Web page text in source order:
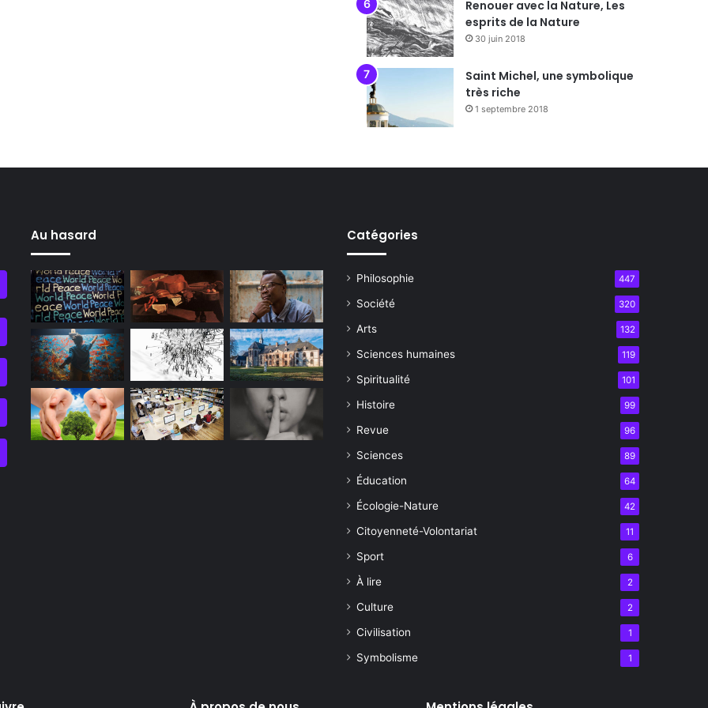
Renouer avec la Nature, Les
esprits de la Nature
30 juin 2018
Saint Michel, une symbolique
très riche
1 septembre 2018
Au hasard Catégories
Philosophie 447
Société 320
Arts 132
Sciences humaines 119
Spiritualité 101
Histoire 99
Revue 96
Sciences 89
Éducation 64
Écologie-Nature 42
Citoyenneté-Volontariat 11
Sport 6
À lire 2
Culture 2
Civilisation 1
Symbolisme 1